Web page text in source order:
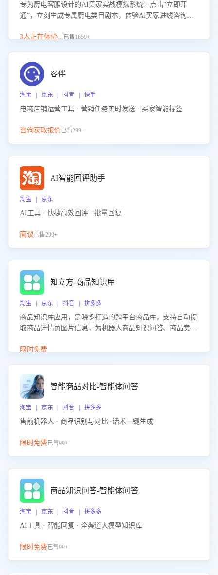
专为厨电客服设计的AI买家实战模拟系统！点击“立即开
通”，立刻生成专属厨电类目剧本，体验AI买家进线咨询真
实场景应对技巧！
3人正在体验...已售1659+
客伴
淘宝 | 京东 | 抖音 | 快手
电商店铺运营工具 · 营销任务实时发送 · 买家智能标签
咨询获取报价已售299+
AI智能回评助手
淘宝 | 京东
AI工具 · 快捷高效回评 · 批量回复
面议已售299+
知立方-商品知识库
淘宝 | 京东 | 抖音 | 拼多多
商品知识库应用，是晓多打造的跨平台商品库，支持自动提
取商品详情页图片信息，为机器人商品知识问答、商品卖点
限时免费
智能商品对比-智能体问答
淘宝 | 京东 | 抖音 | 拼多多
售前机器人 · 商品识别与对比 ·话术一键生成
限时免费已售99+
商品知识问答-智能体问答
淘宝 | 京东 | 抖音 | 拼多多
AI工具 · 智能回复 · 全渠道大模型知识库
限时免费已售99+